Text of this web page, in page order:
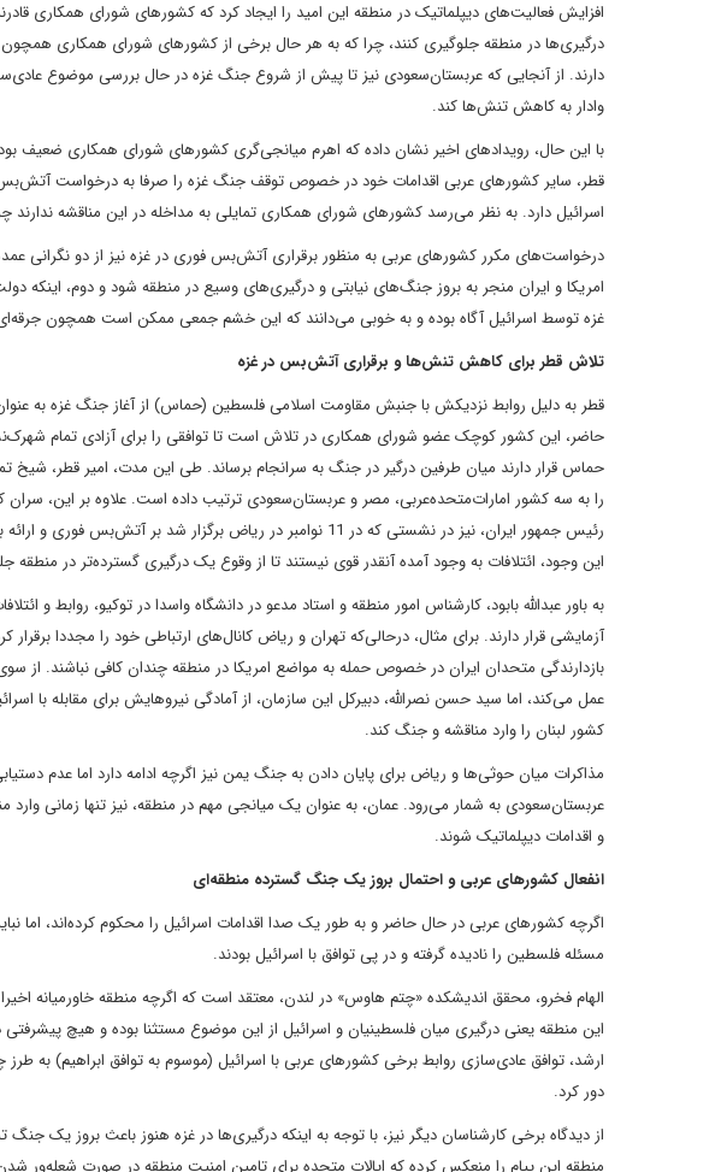
افزایش فعالیت‌‌های دیپلماتیک در منطقه این امید را ایجاد کرد که کشورهای شورای همکاری
درگیری‌‌ها در منطقه جلوگیری کنند، چرا که به هر حال برخی از کشورهای شورای همکاری همچون
دارند. از آنجایی که عربستان‌‌سعودی نیز تا پیش از شروع جنگ غزه در حال بررسی موضوع
وادار به کاهش تنش‌‌ها کند.
با این حال، رویدادهای اخیر نشان داده که اهرم میانجی‌‌گری کشورهای شورای همکاری ضعیف
قطر، سایر کشورهای عربی اقدامات خود در خصوص توقف جنگ غزه را صرفا به درخواست آتش‌‌بس
اسرائیل دارد. به نظر می‌‌رسد کشورهای شورای همکاری تمایلی به مداخله در این مناقشه
درخواست‌‌های مکرر کشورهای عربی به منظور برقراری آتش‌‌بس فوری در غزه نیز از دو نگرانی
امریکا و ایران منجر به بروز جنگ‌‌های نیابتی و درگیری‌‌های وسیع در منطقه شود و دوم، اینکه
غزه توسط اسرائیل آگاه بوده و به خوبی می‌‌دانند که این خشم جمعی ممکن است همچون
تلاش قطر برای کاهش تنش‌‌ها و برقراری آتش‌‌بس در غزه
قطر به دلیل روابط نزدیکش با جنبش مقاومت اسلامی فلسطین (حماس) از آغاز جنگ غزه به
حاضر، این کشور کوچک عضو شورای همکاری در تلاش است تا توافقی را برای آزادی تمام
حماس قرار دارند میان طرفین درگیر در جنگ به سرانجام برساند. طی این مدت، امیر قطر،
را به سه کشور امارات‌‌متحده‌‌عربی، مصر و عربستان‌‌سعودی ترتیب داده است. علاوه بر این،
رئیس جمهور ایران، نیز در نشستی که در 11 نوامبر در ریاض برگزار
این وجود، ائتلافات به وجود آمده آنقدر قوی نیستند تا از وقوع یک درگیری گسترده‌‌تر در منطقه
به باور عبدالله بابود، کارشناس امور منطقه و استاد مدعو در دانشگاه واسدا در توکیو، روابط و
آزمایشی قرار دارند. برای مثال، درحالی‌‌که تهران و ریاض کانال‌‌های ارتباطی خود را مجددا
بازدارندگی متحدان ایران در خصوص حمله به مواضع امریکا در منطقه چندان کافی نباشند. از
عمل می‌‌کند، اما سید حسن نصرالله، دبیرکل این سازمان، از آمادگی نیروهایش برای مقابله با
کشور لبنان را وارد مناقشه و جنگ کند.
مذاکرات میان حوثی‌‌ها و ریاض برای پایان دادن به جنگ یمن نیز اگرچه ادامه دارد اما عدم
عربستان‌‌سعودی به شمار می‌‌رود. عمان، به عنوان یک میانجی مهم در منطقه، نیز تنها زمانی
و اقدامات دیپلماتیک شوند.
انفعال کشورهای عربی و احتمال بروز یک جنگ گسترده منطقه‌‌ای
مسئله فلسطین را نادیده گرفته و در پی توافق با اسرائیل بودند.
الهام فخرو، محقق اندیشکده «چتم هاوس» در لندن، معتقد است که اگرچه منطقه خاورمیانه
این منطقه یعنی درگیری میان فلسطینیان و اسرائیل از این موضوع مستثنا بوده و هیچ
ارشد، توافق عادی‌‌سازی روابط برخی کشورهای عربی با اسرائیل (موسوم به توافق ابراهیم) به
دور کرد.
از دیدگاه برخی کارشناسان دیگر نیز، با توجه به اینکه درگیری‌‌ها در غزه هنوز باعث بروز یک جنگ
منطقه این پیام را منعکس کرده که ایالات متحده برای تامین امنیت منطقه در صورت